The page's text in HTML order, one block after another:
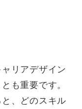
リアデザイン
も重要です。
、どのスキル